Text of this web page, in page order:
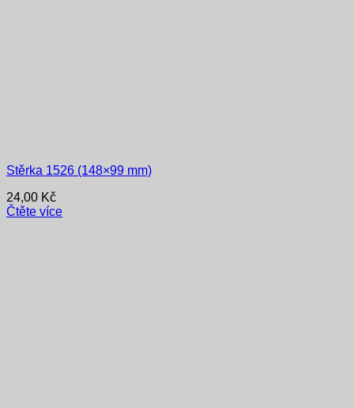
Stěrka 1526 (148×99 mm)
24,00 Kč
Čtěte více